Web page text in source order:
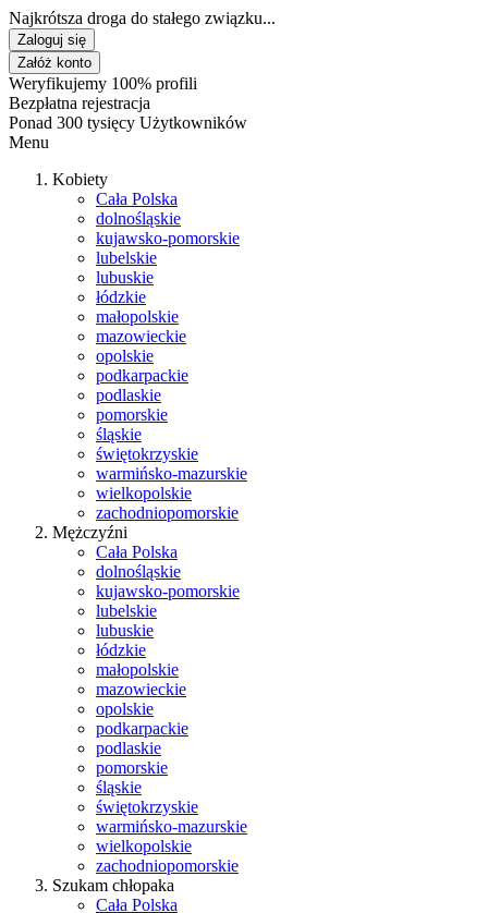
Najkrótsza droga do stałego związku...
Zaloguj się
Załóż konto
Weryfikujemy 100% profili
Bezpłatna rejestracja
Ponad 300 tysięcy Użytkowników
Menu
Kobiety
Cała Polska
dolnośląskie
kujawsko-pomorskie
lubelskie
lubuskie
łódzkie
małopolskie
mazowieckie
opolskie
podkarpackie
podlaskie
pomorskie
śląskie
świętokrzyskie
warmińsko-mazurskie
wielkopolskie
zachodniopomorskie
Mężczyźni
Cała Polska
dolnośląskie
kujawsko-pomorskie
lubelskie
lubuskie
łódzkie
małopolskie
mazowieckie
opolskie
podkarpackie
podlaskie
pomorskie
śląskie
świętokrzyskie
warmińsko-mazurskie
wielkopolskie
zachodniopomorskie
Szukam chłopaka
Cała Polska